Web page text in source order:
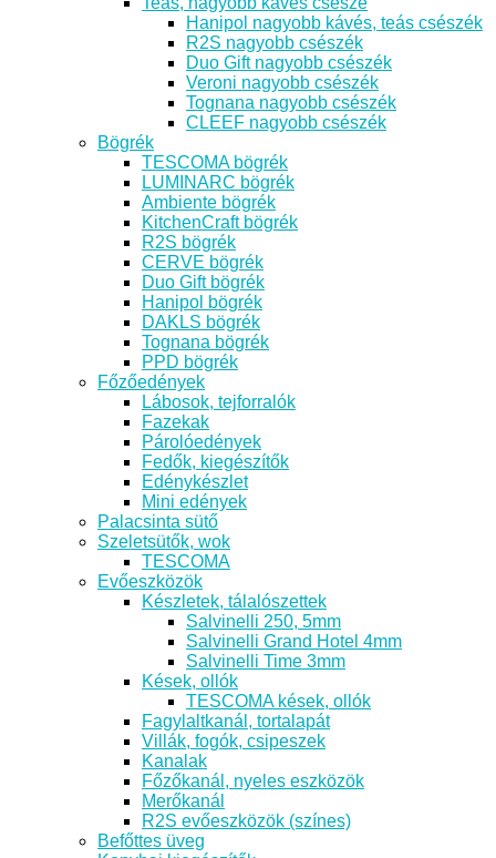
Hanipol nagyobb kávés, teás csészék
R2S nagyobb csészék
Duo Gift nagyobb csészék
Veroni nagyobb csészék
Tognana nagyobb csészék
CLEEF nagyobb csészék
Bögrék
TESCOMA bögrék
LUMINARC bögrék
Ambiente bögrék
KitchenCraft bögrék
R2S bögrék
CERVE bögrék
Duo Gift bögrék
Hanipol bögrék
DAKLS bögrék
Tognana bögrék
PPD bögrék
Főzőedények
Lábosok, tejforralók
Fazekak
Párolóedények
Fedők, kiegészítők
Edénykészlet
Mini edények
Palacsinta sütő
Szeletsütők, wok
TESCOMA
Evőeszközök
Készletek, tálalószettek
Salvinelli 250, 5mm
Salvinelli Grand Hotel 4mm
Salvinelli Time 3mm
Kések, ollók
TESCOMA kések, ollók
Fagylaltkanál, tortalapát
Villák, fogók, csipeszek
Kanalak
Főzőkanál, nyeles eszközök
Merőkanál
R2S evőeszközök (színes)
Befőttes üveg